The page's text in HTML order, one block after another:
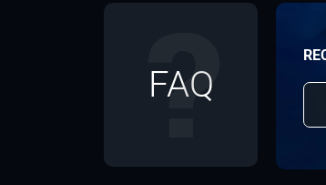
FAQ